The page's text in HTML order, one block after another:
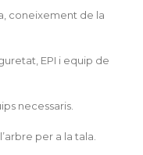
coneixement de la
EPI i equip de
necessaris.
per a la tala.